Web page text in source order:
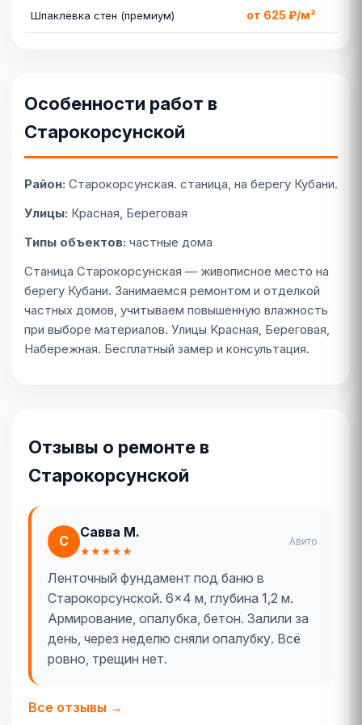
Шпаклевка стен (премиум) от 625 ₽/м²
Особенности работ в
Старокорсунской
Район: Старокорсунская. станица, на берегу Кубани.
Улицы: Красная, Береговая
Типы объектов: частные дома
Станица Старокорсунская — живописное место на
берегу Кубани. Занимаемся ремонтом и отделкой
частных домов, учитываем повышенную влажность
при выборе материалов. Улицы Красная, Береговая,
Набережная. Бесплатный замер и консультация.
Отзывы о ремонте в
Старокорсунской
С
Савва М.
★★★★★
Авито
Ленточный фундамент под баню в
Старокорсунской. 6×4 м, глубина 1,2 м.
Армирование, опалубка, бетон. Залили за
день, через неделю сняли опалубку. Всё
ровно, трещин нет.
Все отзывы →